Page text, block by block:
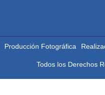
Producción Fotográfica
Todos los Derechos